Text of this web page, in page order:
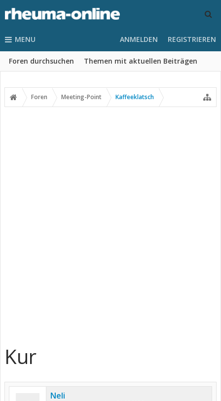
MENU
Foren durchsuchen Themen mit aktuellen Beiträgen
ANMELDEN REGISTRIEREN
Foren Meeting-Point Kaffeeklatsch
Kur
Neli